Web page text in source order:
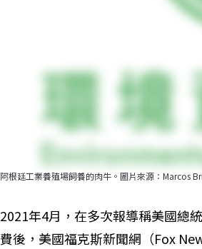
阿根廷工業養殖場飼養的肉牛。圖片來源：Marcos
2021年4月，在多次報導稱美國總
費後，美國福克斯新聞網（Fox